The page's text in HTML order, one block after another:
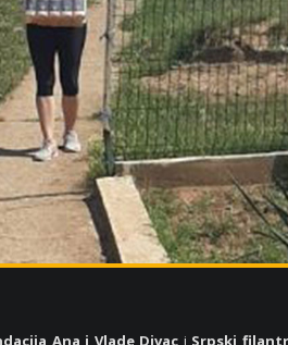
Ana i Vlade Divac i Srpski